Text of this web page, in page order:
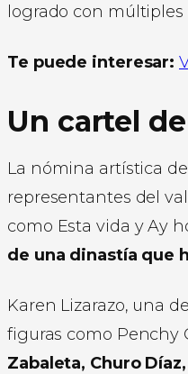
logrado con
Te puede interesar:
Un cartel
La nómina artística
representantes del
como Esta vida y Ay
de una dinastía que
Karen Lizarazo, una
figuras como Penchy
Zabaleta, Churo